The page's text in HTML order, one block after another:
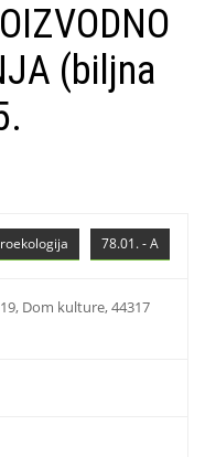
(biljna
78.01. - A
Dom kulture, 44317